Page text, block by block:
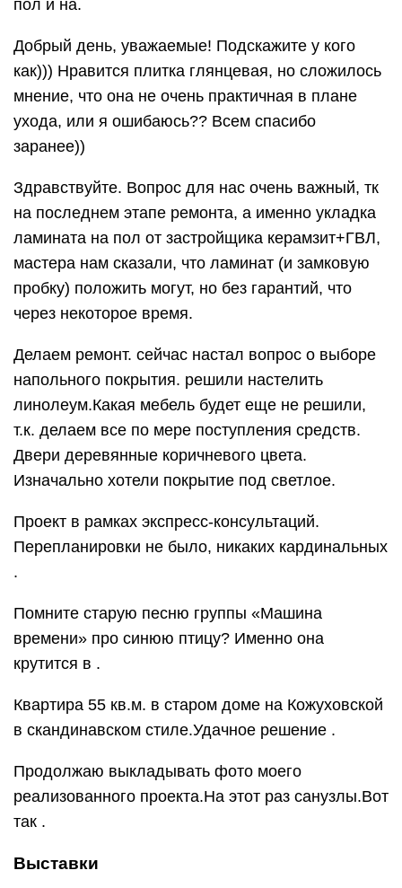
пол и на.
Добрый день, уважаемые! Подскажите у кого
как))) Нравится плитка глянцевая, но сложилось
мнение, что она не очень практичная в плане
ухода, или я ошибаюсь?? Всем спасибо
заранее))
Здравствуйте. Вопрос для нас очень важный, тк
на последнем этапе ремонта, а именно укладка
ламината на пол от застройщика керамзит+ГВЛ,
мастера нам сказали, что ламинат (и замковую
пробку) положить могут, но без гарантий, что
через некоторое время.
Делаем ремонт. сейчас настал вопрос о выборе
напольного покрытия. решили настелить
линолеум.Какая мебель будет еще не решили,
т.к. делаем все по мере поступления средств.
Двери деревянные коричневого цвета.
Изначально хотели покрытие под светлое.
Проект в рамках экспресс-консультаций.
Перепланировки не было, никаких кардинальных
.
Помните старую песню группы «Машина
времени» про синюю птицу? Именно она
крутится в .
Квартира 55 кв.м. в старом доме на Кожуховской
в скандинавском стиле.Удачное решение .
Продолжаю выкладывать фото моего
реализованного проекта.На этот раз санузлы.Вот
так .
Выставки